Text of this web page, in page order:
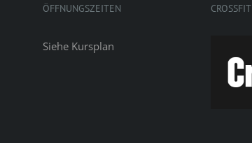
ÖFFNUNGSZEITEN
Siehe Kursplan
CROSSFIT